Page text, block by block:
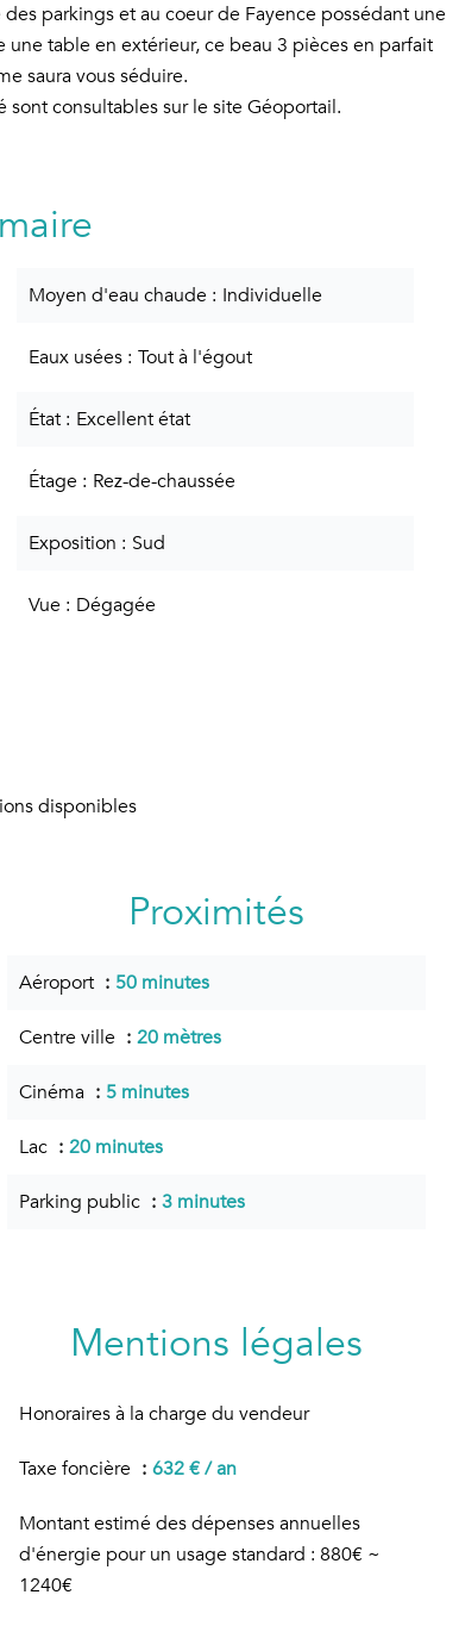
parkings et au coeur de Fayence possédant une
table en extérieur, ce beau 3 pièces en parfait
saura vous séduire.
sont consultables sur le site Géoportail.
Moyen d'eau chaude Individuelle
Eaux usées Tout à l'égout
État Excellent état
Étage Rez-de-chaussée
Exposition Sud
Vue Dégagée
disponibles
Proximités
Aéroport 50 minutes
Centre ville 20 mètres
Cinéma 5 minutes
Lac 20 minutes
Parking public 3 minutes
Mentions légales
Honoraires à la charge du vendeur
Taxe foncière 632 € / an
Montant estimé des dépenses annuelles
d'énergie pour un usage standard : 880€ ~
1240€